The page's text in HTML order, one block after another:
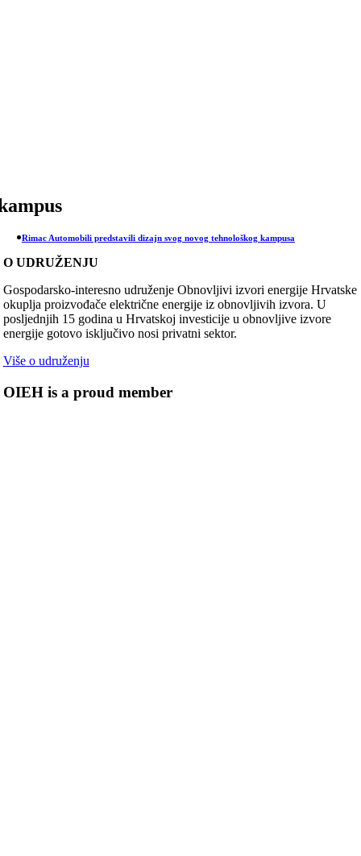
Rimac Automobili predstavili dizajn svog novog tehnološkog kampusa
O UDRUŽENJU
Gospodarsko-interesno udruženje Obnovljivi izvori energije Hrvatske
okuplja proizvođače električne energije iz obnovljivih izvora. U
posljednjih 15 godina u Hrvatskoj investicije u obnovljive izvore
energije gotovo isključivo nosi privatni sektor.
Više o udruženju
OIEH is a proud member